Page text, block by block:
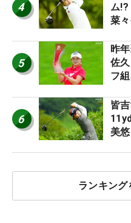
4
ム
菜
ロ
5
昨
佐
フ
6
皆
美
ランキング